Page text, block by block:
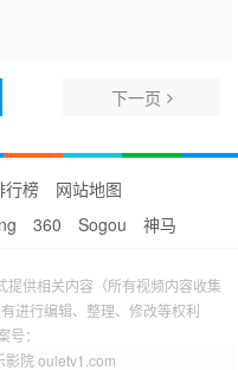
下一页
行榜
网站地图
360 Sogou 神马
供相关内容（所有视频内容收集
进行编辑、整理、修改等权利
号：
院 ouletv1.com